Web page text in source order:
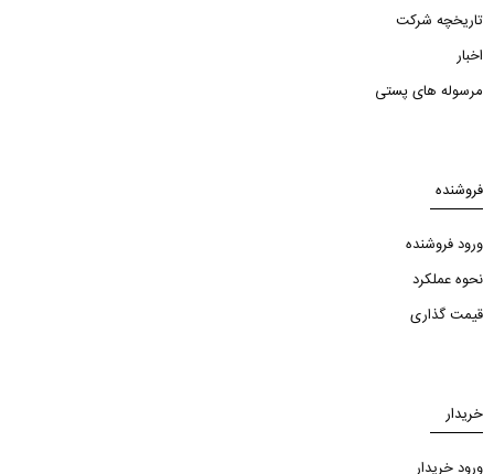
تاریخچه شرکت
اخبار
مرسوله های پستی
فروشنده
ورود فروشنده
نحوه عملکرد
قیمت گذاری
خریدار
ورود خریدار